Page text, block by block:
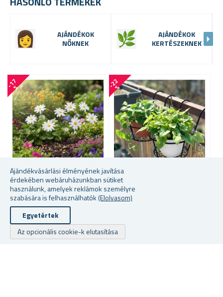
Ajándékvásárlási élményének javítása
érdekében webáruházunkban sütiket
használunk, amelyek reklámok személyre
szabására is felhasználhatók (Elolvasom)
Egyetértek
Az opcionális cookie-k elutasítása
AJÁNDÉKOK
NŐKNEK
AJÁNDÉKOK
KERTÉSZEKNEK
-
1
7
%
DEKORATÍV KERTI VAGY
VIRÁGCSERÉPBE
SZÚRHATÓ MARGARÉTA,
10 DB
-
2
2
%
FÉM VIRÁGTARTÓ -
ÁTMÉRŐJE 20 CM
★
★